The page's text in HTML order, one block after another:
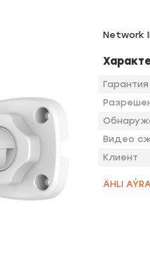
Network
Гарантия
Видео
Клиент
ÄHLI